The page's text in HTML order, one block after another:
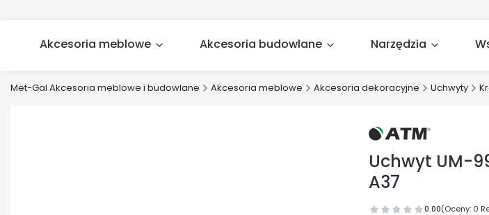
Akcesoria meblowe Akcesoria budowlane Narzędzia
Met-Gal Akcesoria meblowe i budowlane Akcesoria meblowe Akcesoria dekoracyjne Uchwyty
Uchwyt UM-
A37
0.00(Oceny: 0